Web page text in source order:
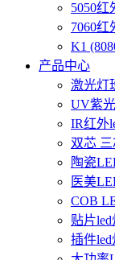
5050红
7060红
K1
产品中心
激光灯
UV紫光
IR红外
双芯
陶瓷
医美
COB
贴片led
插件led